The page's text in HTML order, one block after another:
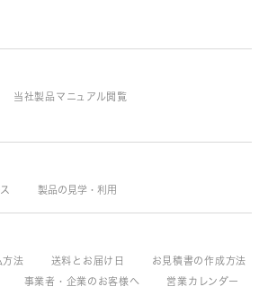
当社製品マニュアル閲覧
製品の見学・利用
方法 送料とお届け日
お見積書の作成方法
事業者・企業のお客様へ 営業カレンダー